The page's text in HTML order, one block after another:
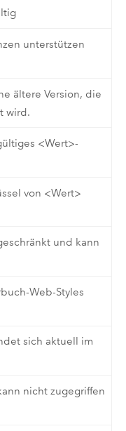
unterstützen
ältere Version, die
wird.
<Wert>-
von <Wert>
und kann
Web-Styles
sich aktuell im
nicht zugegriffen